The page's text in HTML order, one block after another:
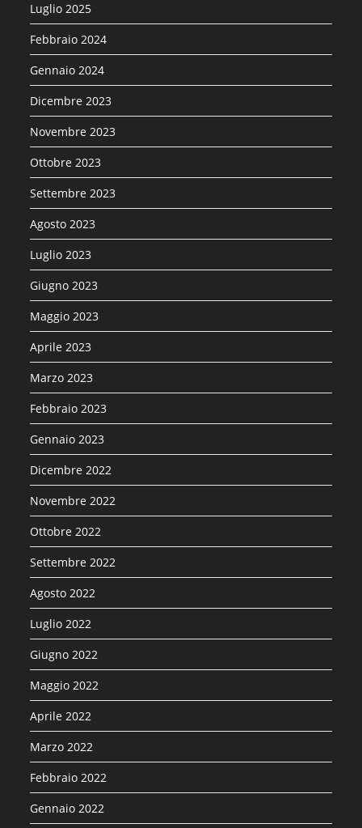
Luglio 2025
Febbraio 2024
Gennaio 2024
Dicembre 2023
Novembre 2023
Ottobre 2023
Settembre 2023
Agosto 2023
Luglio 2023
Giugno 2023
Maggio 2023
Aprile 2023
Marzo 2023
Febbraio 2023
Gennaio 2023
Dicembre 2022
Novembre 2022
Ottobre 2022
Settembre 2022
Agosto 2022
Luglio 2022
Giugno 2022
Maggio 2022
Aprile 2022
Marzo 2022
Febbraio 2022
Gennaio 2022